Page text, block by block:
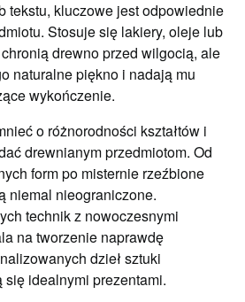
tekstu, kluczowe jest odpowiednie
Stosuje się lakiery, oleje lub
drewno przed wilgocią, ale
naturalne piękno i nadają mu
wykończenie.
o różnorodności kształtów i
drewnianym przedmiotom. Od
form po misternie rzeźbione
niemal nieograniczone.
technik z nowoczesnymi
na tworzenie naprawdę
dzieł sztuki
się idealnymi prezentami.